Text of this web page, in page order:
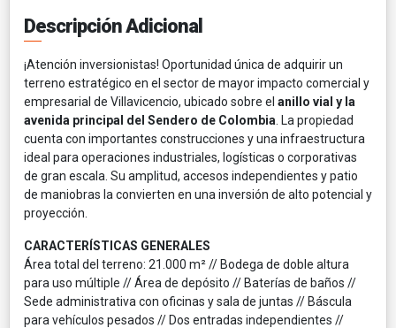
Descripción Adicional
¡Atención inversionistas! Oportunidad única de adquirir un
terreno estratégico en el sector de mayor impacto comercial y
empresarial de Villavicencio, ubicado sobre el anillo vial y la
avenida principal del Sendero de Colombia . La propiedad
cuenta con importantes construcciones y una infraestructura
ideal para operaciones industriales, logísticas o corporativas
de gran escala. Su amplitud, accesos independientes y patio
de maniobras la convierten en una inversión de alto potencial y
proyección.
CARACTERÍSTICAS GENERALES
Área total del terreno: 21.000 m² // Bodega de doble altura
para uso múltiple // Área de depósito // Baterías de baños //
Sede administrativa con oficinas y sala de juntas // Báscula
para vehículos pesados // Dos entradas independientes //